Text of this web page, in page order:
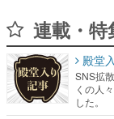
連載・特
殿堂
SNS拡
くの人
した。